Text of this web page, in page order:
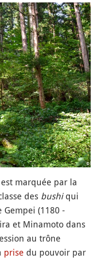
marquée par la
des bushiqui
(1180 -
et Minamoto dans
au trône
prise du pouvoir par